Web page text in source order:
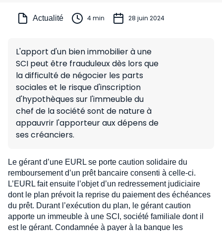
Actualité 4 min 28 juin 2024
L'apport d'un bien immobilier à une
SCI peut être frauduleux dès lors que
la difficulté de négocier les parts
sociales et le risque d'inscription
d'hypothèques sur l'immeuble du
chef de la société sont de nature à
appauvrir l'apporteur aux dépens de
ses créanciers.
Le gérant d’une EURL se porte caution solidaire du
remboursement d’un prêt bancaire consenti à celle-ci.
L’EURL fait ensuite l’objet d’un redressement judiciaire
dont le plan prévoit la reprise du paiement des échéances
du prêt. Durant l’exécution du plan, le gérant caution
apporte un immeuble à une SCI, société familiale dont il
est le gérant. Condamnée à payer à la banque les